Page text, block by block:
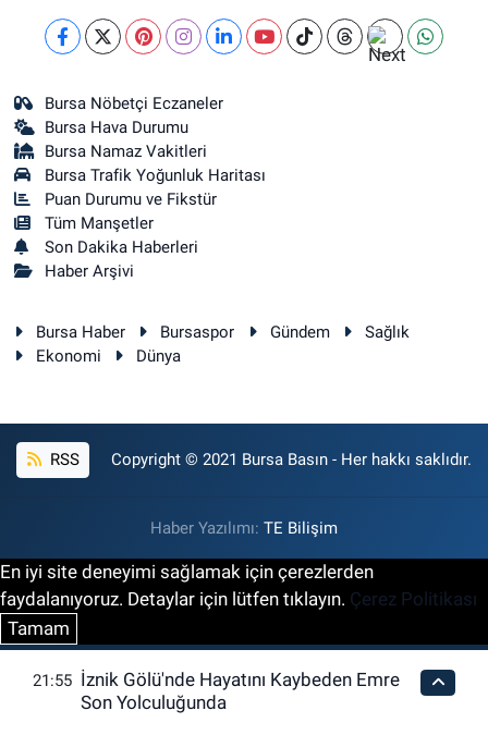
Bursa Nöbetçi Eczaneler
Bursa Hava Durumu
Bursa Namaz Vakitleri
Bursa Trafik Yoğunluk Haritası
Puan Durumu ve Fikstür
Tüm Manşetler
Son Dakika Haberleri
Haber Arşivi
Bursa Haber Bursaspor Gündem
Sağlık
Ekonomi
Dünya
RSS Copyright © 2021 Bursa Basın - Her hakkı saklıdır.
Haber Yazılımı: TE Bilişim
En iyi site deneyimi sağlamak için çerezlerden
faydalanıyoruz. Detaylar için lütfen tıklayın. Çerez Politikası
Tamam
21:55 İznik Gölü'nde Hayatını Kaybeden Emre
Son Yolculuğunda